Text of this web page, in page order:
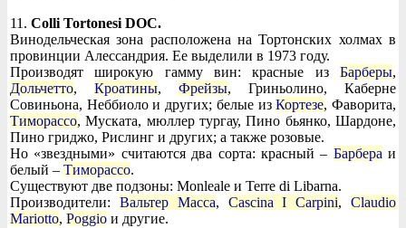
11. Colli Tortonesi DOC.
Винодельческая зона расположена на Тортонских холмах в
провинции Алессандрия. Ее выделили в 1973 году.
Производят широкую гамму вин: красные из Барберы,
Дольчетто, Кроатины, Фрейзы, Гриньолино, Каберне
Совиньона, Неббиоло и других; белые изКортезе, Фаворита,
Тиморассо, Муската, мюллер тургау, Пино бьянко, Шардоне,
Пино гриджо, Рислинг и других; а также розовые.
Но «звездными» считаются два сорта: красный – Барбера и
белый – Тиморассо.
Существуют две подзоны: Monleale и Terre di Libarna.
Производители: Вальтер Масса, Cascina I Carpini,Claudio
Mariotto, Poggio и другие.